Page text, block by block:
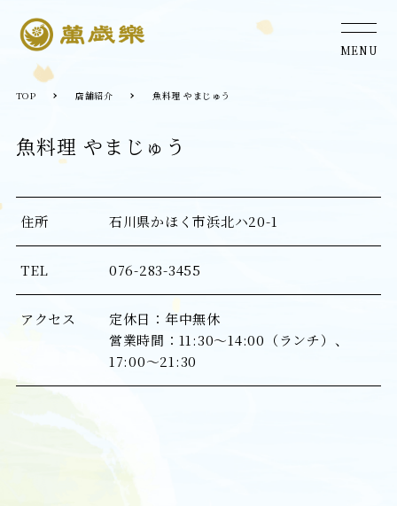
MENU
TOP 店舗紹介 魚料理 やまじゅう
魚料理 やまじゅう
住所 石川県かほく市浜北ハ20-1
TEL 076-283-3455
アクセス
定休日：年中無休
営業時間：11:30～14:00（ランチ）、
17:00～21:30